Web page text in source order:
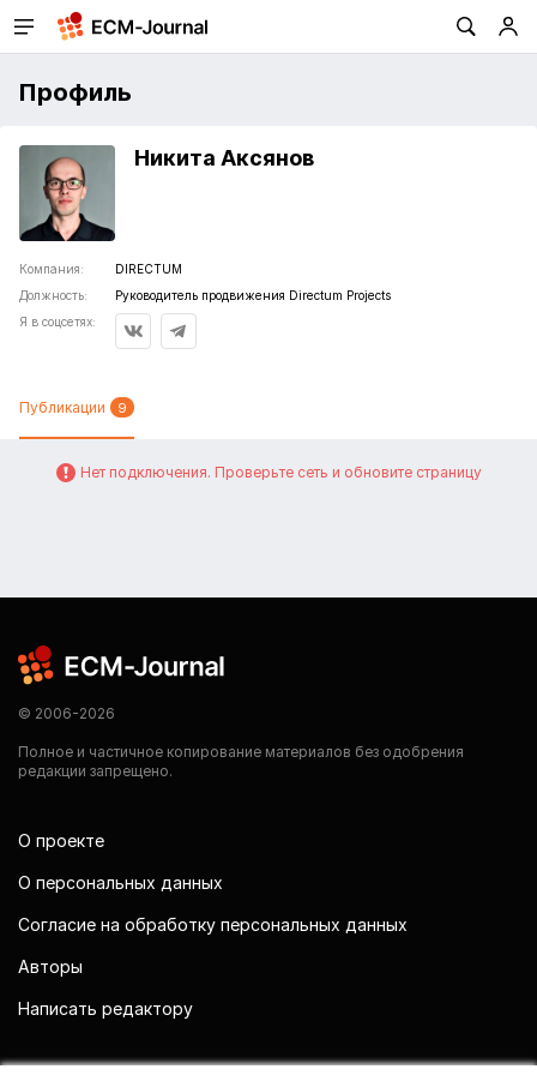
Профиль
Никита Аксянов
Компания:
DIRECTUM
Должность:
Руководитель продвижения Directum Projects
Я в соцсетях:
Публикации 9
Нет подключения. Проверьте сеть и обновите страницу
© 2006-2026
Полное и частичное копирование материалов без одобрения
редакции запрещено.
О проекте
О персональных данных
Согласие на обработку персональных данных
Авторы
Написать редактору